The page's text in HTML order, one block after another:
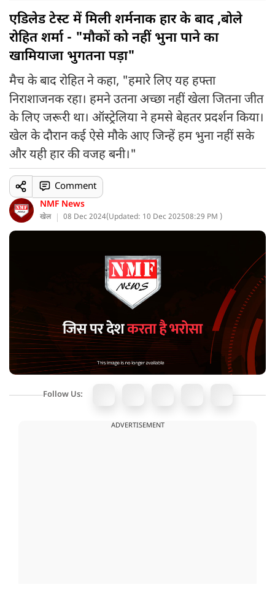
एडिलेड टेस्ट में मिली शर्मनाक हार के बाद ,बोले
रोहित शर्मा - "मौकों को नहीं भुना पाने का
खामियाजा भुगतना पड़ा"
मैच के बाद रोहित ने कहा, "हमारे लिए यह हफ्ता
निराशाजनक रहा। हमने उतना अच्छा नहीं खेला जितना जीत
के लिए जरूरी था। ऑस्ट्रेलिया ने हमसे बेहतर प्रदर्शन किया।
खेल के दौरान कई ऐसे मौके आए जिन्हें हम भुना नहीं सके
और यही हार की वजह बनी।"
NMF News
खेल 08 Dec 2024(Updated: 10 Dec 202508:29 PM )
Comment
Follow Us:
ADVERTISEMENT